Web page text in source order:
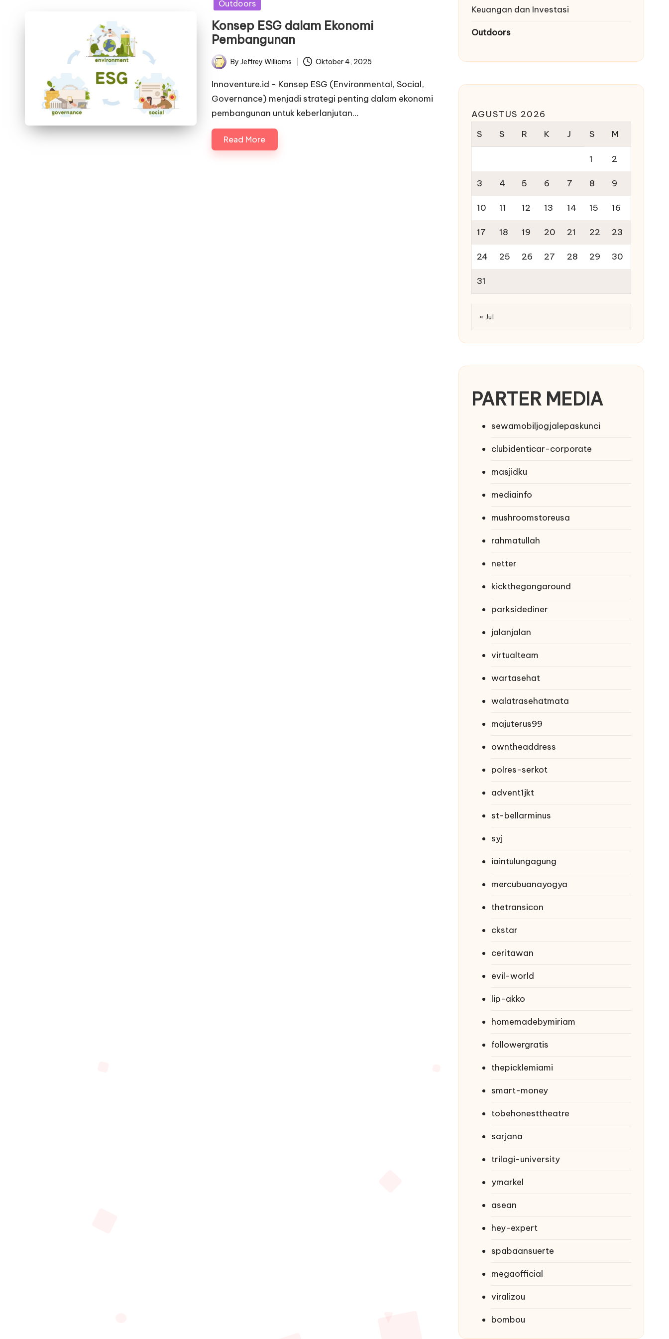
Outdoors
Konsep ESG dalam Ekonomi
Pembangunan
Posted
by
By Jeffrey Williams Oktober 4, 2025
Innoventure.id - Konsep ESG (Environmental, Social,
Governance) menjadi strategi penting dalam ekonomi
pembangunan untuk keberlanjutan…
Read More
Keuangan dan Investasi
Outdoors
AGUSTUS 2026
S
S R K J S M
1 2
3 4 5 6 7 8 9
10 11 12 13 14 15 16
17 18 19 20 21 22 23
24 25 26 27 28 29 30
31
« Jul
PARTER MEDIA
sewamobiljogjalepaskunci
clubidenticar-corporate
masjidku
mediainfo
mushroomstoreusa
rahmatullah
netter
kickthegongaround
parksidediner
jalanjalan
virtualteam
wartasehat
walatrasehatmata
majuterus99
owntheaddress
polres-serkot
advent1jkt
st-bellarminus
syj
iaintulungagung
mercubuanayogya
thetransicon
ckstar
ceritawan
evil-world
lip-akko
homemadebymiriam
followergratis
thepicklemiami
smart-money
tobehonesttheatre
sarjana
trilogi-university
ymarkel
asean
hey-expert
spabaansuerte
megaofficial
viralizou
bombou